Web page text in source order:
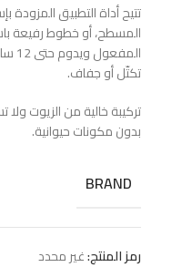
تتيح أداة التطبيق
المسطح، أو خطوط رفيعة
تكتّل أو جفاف.
تركيبة خالية من الزيوت ولا
بدون مكونات حيوانية.
BRAND
رمز المنتج:غير محدد